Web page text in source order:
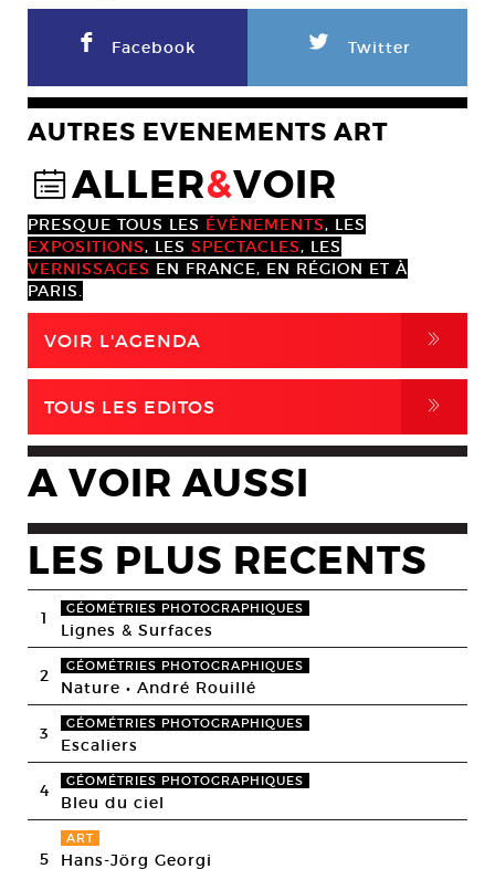
F Facebook L Twitter
AUTRES EVENEMENTS ART
@ALLER&VOIR
PRESQUE TOUS LES ÉVÈNEMENTS, LES
EXPOSITIONS, LES SPECTACLES, LES
VERNISSAGES EN FRANCE, EN RÉGION ET À
PARIS.
VOIR L'AGENDA ,
TOUS LES EDITOS ,
A VOIR AUSSI
LES PLUS RECENTS
1 GÉOMÉTRIES PHOTOGRAPHIQUES
Lignes & Surfaces
2 GÉOMÉTRIES PHOTOGRAPHIQUES
Nature • André Rouillé
3 GÉOMÉTRIES PHOTOGRAPHIQUES
Escaliers
4 GÉOMÉTRIES PHOTOGRAPHIQUES
Bleu du ciel
5
ART
Hans-Jörg Georgi